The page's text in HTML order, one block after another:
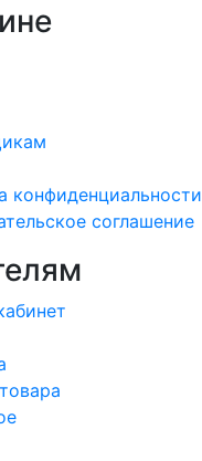
конфиденциальности
соглашение